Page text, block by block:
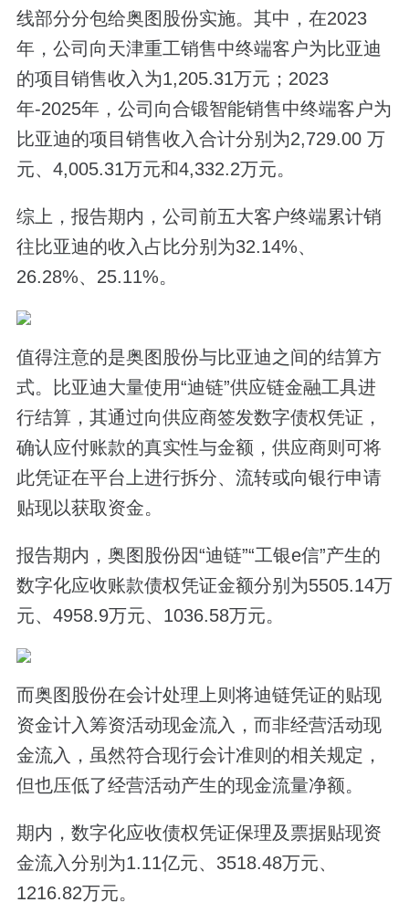
线部分分包给奥图股份实施。其中，在2023
年，公司向天津重工销售中终端客户为比亚迪
的项目销售收入为1,205.31万元；2023
年-2025年，公司向合锻智能销售中终端客户为
比亚迪的项目销售收入合计分别为2,729.00 万
元、4,005.31万元和4,332.2万元。
综上，报告期内，公司前五大客户终端累计销
往比亚迪的收入占比分别为32.14%、
26.28%、25.11%。
值得注意的是奥图股份与比亚迪之间的结算方
式。比亚迪大量使用“迪链”供应链金融工具进
行结算，其通过向供应商签发数字债权凭证，
确认应付账款的真实性与金额，供应商则可将
此凭证在平台上进行拆分、流转或向银行申请
贴现以获取资金。
报告期内，奥图股份因“迪链”“工银e信”产生的
数字化应收账款债权凭证金额分别为5505.14万
元、4958.9万元、1036.58万元。
而奥图股份在会计处理上则将迪链凭证的贴现
资金计入筹资活动现金流入，而非经营活动现
金流入，虽然符合现行会计准则的相关规定，
但也压低了经营活动产生的现金流量净额。
期内，数字化应收债权凭证保理及票据贴现资
金流入分别为1.11亿元、3518.48万元、
1216.82万元。